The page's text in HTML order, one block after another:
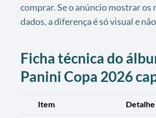
comprar. Se o anúncio mostrar os
dados, a diferença é só visual e
Ficha técnica do
Panini Copa 2026
Item Detalhe